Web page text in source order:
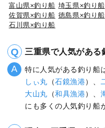
富山県×釣り船 埼玉県×釣り船
佐賀県×釣り船 徳島県×釣り船
石川県×釣り船
三重県で人気がある
特に人気がある釣り船
しぃ丸 （石鏡漁港）、
大山丸 （和具漁港）、
にも多くの人気釣り船